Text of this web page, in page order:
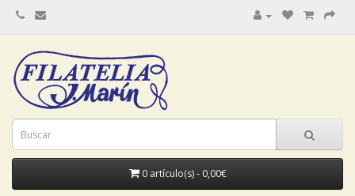
0 artículo(s) - 0,00€